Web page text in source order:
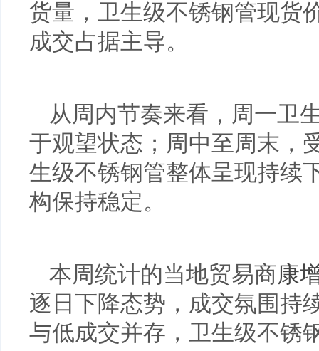
货量，卫生级不锈钢管现货
成交占据主导。
从周内节奏来看，周一卫
于观望状态；周中至周末，
生级不锈钢管整体呈现持续
构保持稳定。
本周统计的当地贸易商康
逐日下降态势，成交氛围持
与低成交并存，卫生级不锈